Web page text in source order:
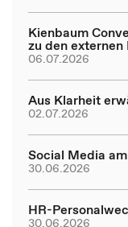
Kienbaum
zu den externen
06.07.2026
Aus Klarheit
02.07.2026
Social Media
30.06.2026
HR-
30.06.2026